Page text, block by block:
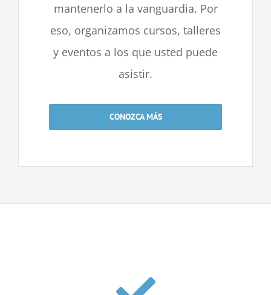
mantenerlo a la vanguardia. Por
eso, organizamos cursos, talleres
y eventos a los que usted puede
asistir.
CONOZCA MÁS